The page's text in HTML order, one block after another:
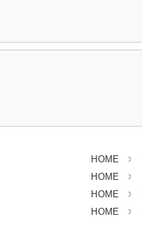
HOME
HOME
HOME
HOME